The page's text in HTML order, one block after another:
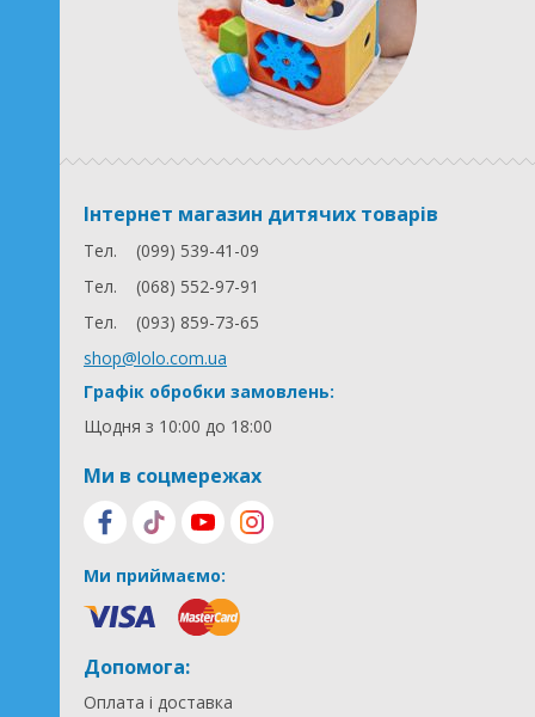
Інтернет магазин дитячих товарів
Тел.
(099) 539-41-09
Тел.
(068) 552-97-91
Тел.
(093) 859-73-65
shop@lolo.com.ua
Графік обробки замовлень:
Щодня з 10:00 до 18:00
Ми в соцмережах
Ми приймаємо:
Допомога:
Оплата і доставка